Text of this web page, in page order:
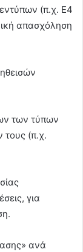
(π.χ. Ε4
απασχόληση
των τύπων
τους (π.χ.
για
ανά